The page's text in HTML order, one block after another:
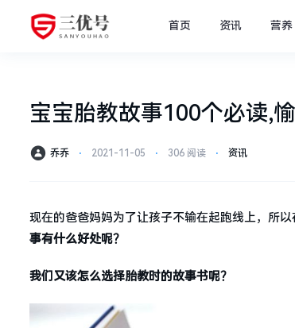
首页 资讯 营养
宝宝胎教故事100个必读,
乔乔 ⋅ 2021-11-05 ⋅ 306 阅读 ⋅ 资讯
现在的爸爸妈妈为了让孩子不输在起跑线上，所
事有什么好处呢？
我们又该怎么选择胎教时的故事书呢？